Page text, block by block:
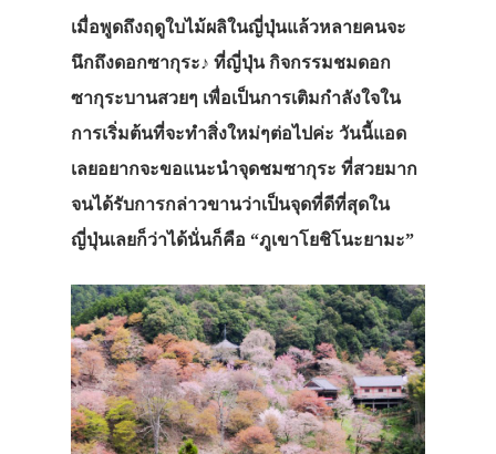
เมื่อพูดถึงฤดูใบไม้ผลิในญี่ปุ่นแล้วหลายคนจะ
นึกถึงดอกซากุระ♪ ที่ญี่ปุ่น กิจกรรมชมดอก
ซากุระบานสวยๆ เพื่อเป็นการเติมกำลังใจใน
การเริ่มต้นที่จะทำสิ่งใหม่ๆต่อไปค่ะ วันนี้แอด
เลยอยากจะขอแนะนำจุดชมซากุระ ที่สวยมาก
จนได้รับการกล่าวขานว่าเป็นจุดที่ดีที่สุดใน
ญี่ปุ่นเลยก็ว่าได้นั่นก็คือ “ภูเขาโยชิโนะยามะ”